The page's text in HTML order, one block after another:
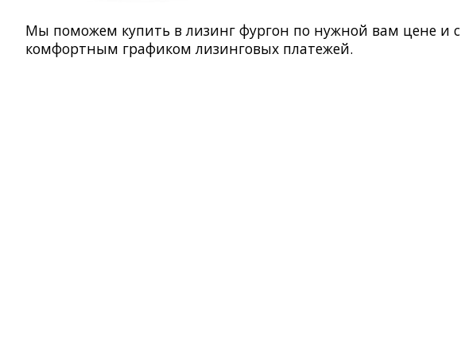
Мы поможем купить в лизинг фургон по нужной вам цене и с
комфортным графиком лизинговых платежей.